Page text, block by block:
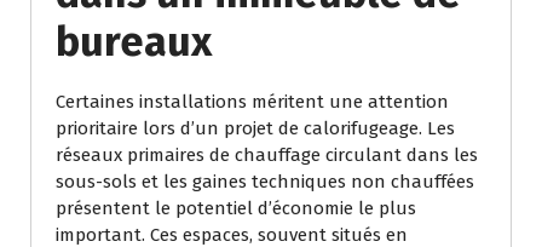
bureaux
Certaines installations méritent une attention
prioritaire lors d’un projet de calorifugeage. Les
réseaux primaires de chauffage circulant dans les
sous-sols et les gaines techniques non chauffées
présentent le potentiel d’économie le plus
important. Ces espaces, souvent situés en